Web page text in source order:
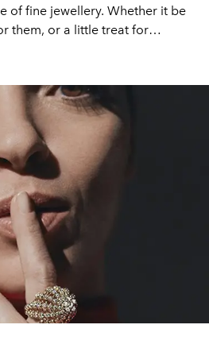
Whether it be
them, or a little treat for
Day love to thyself).